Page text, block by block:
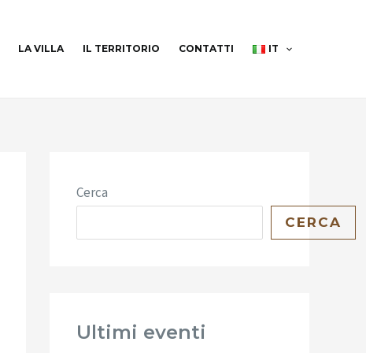
LA VILLA IL TERRITORIO CONTATTI IT
Cerca
CERCA
Ultimi eventi